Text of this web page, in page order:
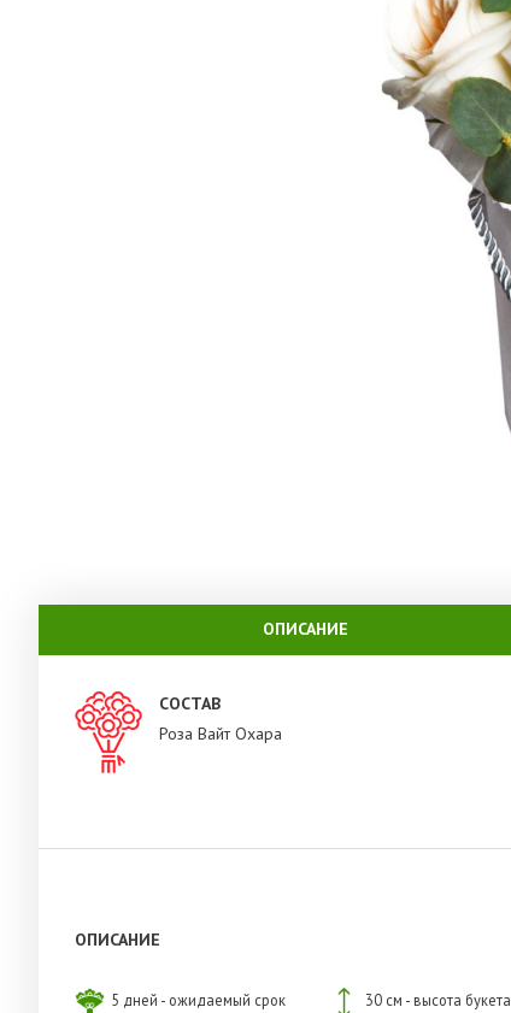
ОПИСАНИЕ
СОСТАВ
Роза Вайт Охара
ОПИСАНИЕ
5 дней - ожидаемый срок
30 см - высота букета